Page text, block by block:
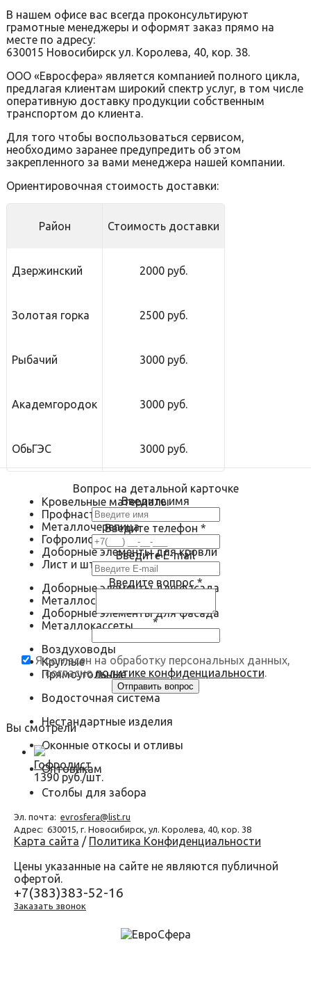
В нашем офисе вас всегда проконсультируют
грамотные менеджеры и оформят заказ прямо на
месте по адресу:
630015 Новосибирск ул. Королева, 40, кор. 38.
ООО «Евросфера» является компанией полного цикла,
предлагая клиентам широкий спектр услуг, в том числе
оперативную доставку продукции собственным
транспортом до клиента.
Для того чтобы воспользоваться сервисом,
необходимо заранее предупредить об этом
закрепленного за вами менеджера нашей компании.
Ориентировочная стоимость доставки:
Район Стоимость доставки
Дзержинский 2000 руб.
Золотая горка 2500 руб.
Рыбачий 3000 руб.
Академгородок 3000 руб.
ОбьГЭС 3000 руб.
Вопрос на детальной карточке
Введите имя
Введите телефон *
Введите E-mail
Введите вопрос *
*
Я согласен на обработку персональных данных,
согласнополитике конфиденциальности.
Вы смотрели
Гофролист
1390 руб./шт.
Кровельные материалы
Профнастил
Металлочерепица
Гофролист
Доборные элементы для кровли
Лист и штрипс
Доборные элементы для фасада
Металлосайдинг
Доборные элементы для фасада
Металлокассеты
Воздуховоды
Круглые
Прямоугольные
Водосточная система
Нестандартные изделия
Оконные откосы и отливы
Оптовикам
Столбы для забора
Эл. почта: evrosfera@list.ru
Адрес: 630015, г. Новосибирск, ул. Королева, 40, кор. 38
Карта сайта / Политика Конфиденциальности
Цены указанные на сайте не являются публичной
офертой.
+7(383)383-52-16
Заказать звонок